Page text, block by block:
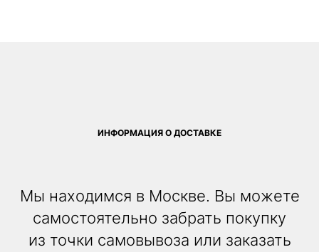
ИНФОРМАЦИЯ О ДОСТАВКЕ
Мы находимся в Москве. Вы можете
самостоятельно забрать покупку
из точки самовывоза или заказать